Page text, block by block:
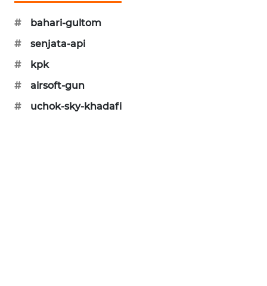
#
bahari-gultom
#
senjata-api
#
kpk
#
airsoft-gun
#
uchok-sky-khadafi
GARONGGANG
NEWS
FISUELRI
ID